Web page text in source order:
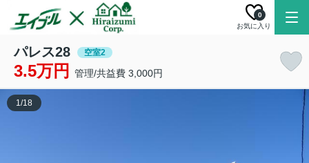
お気に入り
0
パレス28 空室2
3.5万円 管理/共益費 3,000円
1/18